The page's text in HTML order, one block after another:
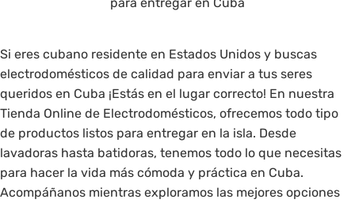
Si eres cubano residente en Estados Unidos y buscas
electrodomésticos de calidad para enviar a tus seres
queridos en Cuba ¡Estás en el lugar correcto! En nuestra
Tienda Online de Electrodomésticos, ofrecemos todo tipo
de productos listos para entregar en la isla. Desde
lavadoras hasta batidoras, tenemos todo lo que necesitas
para hacer la vida más cómoda y práctica en Cuba.
Acompáñanos mientras exploramos las mejores opciones